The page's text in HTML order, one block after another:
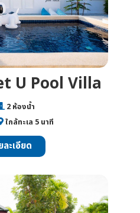
U Pool Villa
2 ห้องน้ำ
ใกล้ทะเล 5 นาที
ละเอียด